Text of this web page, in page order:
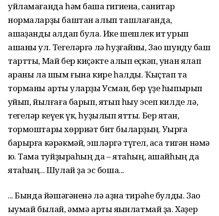
уйламағанда һәм башҡа гигиена, санитар
нормаларҙы баштан алып ташлағанда,
ашҡаҙанды алдап була. Ике шешлек ит ҡурып
ашаны ул. Тегеләргә лә һуҙғайны, Зао шундуҡ баш
тартты, Май бер киҫәкте алып еҫкәп, унан ялап
ҡараны ла шым ғына кире һалды. Ҡыҫтап та
торманы артыҡ уларҙы Усман, бер үҙе һыпырып
ҡуйып, йылғаға барып, ятып һыу эсеп килде лә,
тегеләр кеүек үк, һуҙылып ятты. Бер яҡтан,
тормоштары хөрриәт бит быларҙың. Уҡырға
барырға кәрәкмәй, эшләргә түгел, аҡса тигән нәмә
юҡ. Тамаҡ туйҙыраһың да – ятаһың, ашайһың да
ятаһың... Шулай ҙа эс боша...
... Бында йәшәгәненә лә аҙна тирәһе булды. Зао
ҡыумай былай, әммә артыҡ яҡынлатмай ҙа. Хәҙер